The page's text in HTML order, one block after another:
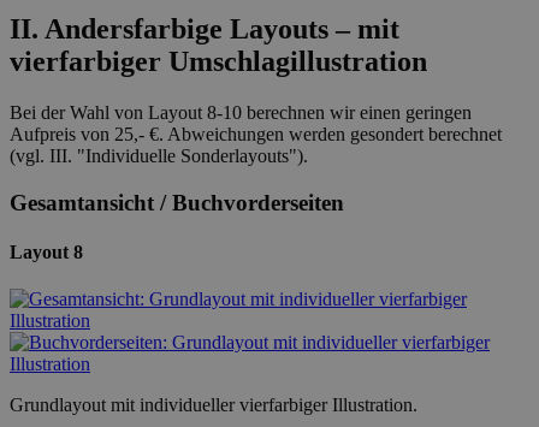
II. Andersfarbige Layouts – mit
vierfarbiger Umschlagillustration
Bei der Wahl von Layout 8-10 berechnen wir einen geringen
Aufpreis von 25,- €. Abweichungen werden gesondert berechnet
(vgl. III. "Individuelle Sonderlayouts").
Gesamtansicht / Buchvorderseiten
Layout 8
Grundlayout mit individueller vierfarbiger Illustration.